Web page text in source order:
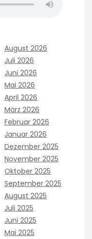
August 2026
Juli 2026
Juni 2026
Mai 2026
April 2026
März 2026
Februar 2026
Januar 2026
Dezember 2025
November 2025
Oktober 2025
September 2025
August 2025
Juli 2025
Juni 2025
Mai 2025